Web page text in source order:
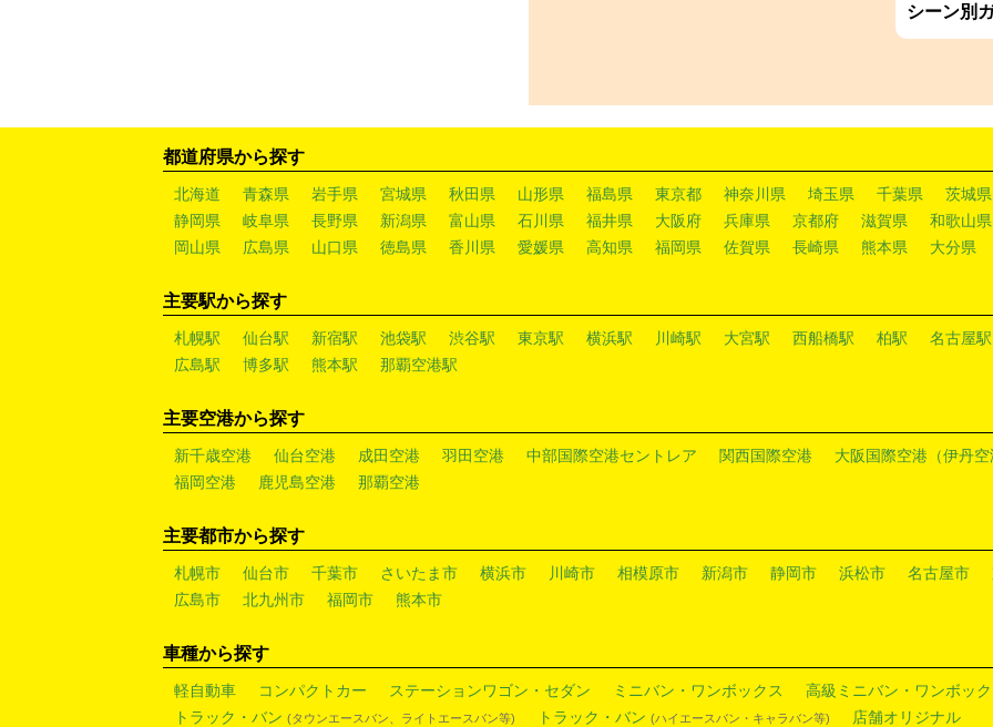
シーン別
都道府県から探す
北海道 青森県 岩手県 宮城県 秋田県 山形県 福島県 東京都 神奈川県 埼玉県 千葉県
茨城県
静岡県
岐阜県 長野県 新潟県 富山県 石川県 福井県 大阪府 兵庫県 京都府 滋賀県
和歌山県
岡山県
広島県 山口県 徳島県 香川県 愛媛県 高知県 福岡県 佐賀県 長崎県 熊本県 大分県
主要駅から探す
札幌駅 仙台駅 新宿駅 池袋駅 渋谷駅 東京駅 横浜駅 川崎駅 大宮駅 西船橋駅 柏駅
名古屋駅
広島駅
博多駅 熊本駅 那覇空港駅
主要空港から探す
新千歳空港 仙台空港 成田空港 羽田空港 中部国際空港セントレア 関西国際空港
大阪国際空港（伊丹
福岡空港
鹿児島空港 那覇空港
主要都市から探す
札幌市 仙台市 千葉市 さいたま市 横浜市 川崎市 相模原市 新潟市 静岡市 浜松市 名古屋市
広島市
北九州市 福岡市 熊本市
車種から探す
軽自動車 コンパクトカー ステーションワゴン・セダン ミニバン・ワンボックス
高級ミニバン・ワンボッ
トラック・バン (タウンエースバン、ライトエースバン等) トラック・バン (ハイエースバン・キャラバン等) 店舗オリジナル